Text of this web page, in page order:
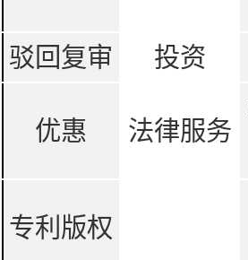
驳回复审 投资
优惠 法律服务
专利版权